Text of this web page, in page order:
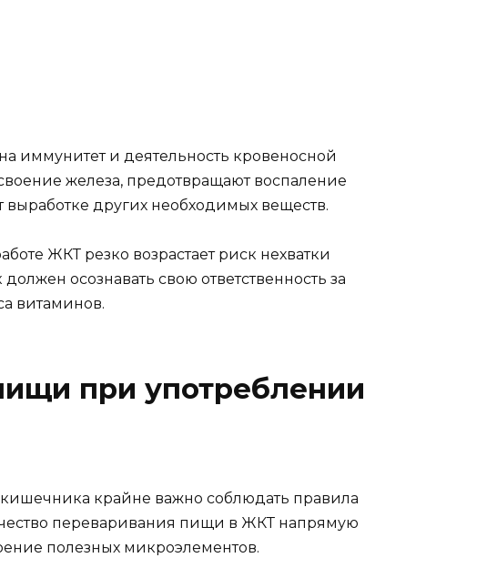
иммунитет и деятельность кровеносной
железа, предотвращают воспаление
выработке других необходимых веществ.
ЖКТ резко возрастает риск нехватки
осознавать свою ответственность за
витаминов.
при употреблении
крайне важно соблюдать правила
переваривания пищи в ЖКТ напрямую
полезных микроэлементов.